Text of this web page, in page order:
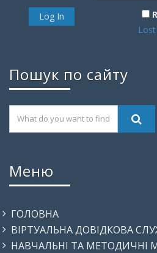
Пошук по сайту
Меню
ГОЛОВНА
ВІРТУАЛЬНА ДОВІДКОВА
НАВЧАЛЬНІ ТА МЕТОДИЧНІ